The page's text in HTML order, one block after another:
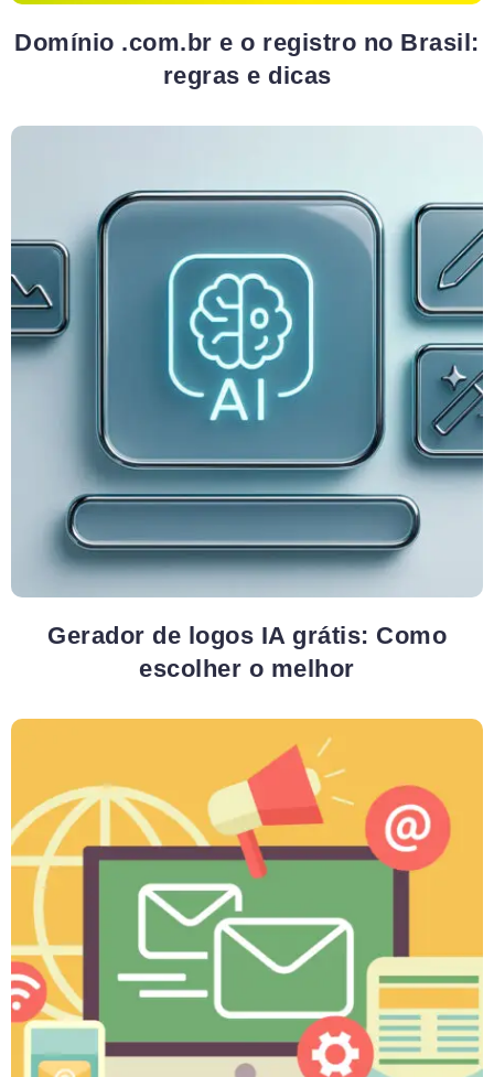
Domínio .com.br e o registro no Brasil:
regras e dicas
Gerador de logos IA grátis: Como
escolher o melhor